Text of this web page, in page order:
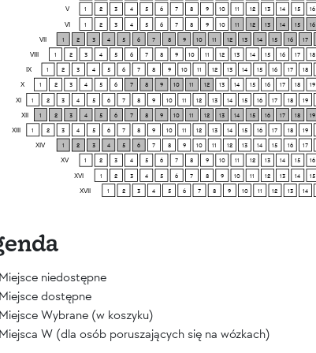
V
VI
VII
VIII
IX
X
XI
XII
XIII
XIV
XV
XVI
XVII
1 2 3 4 5 6 7 8 9 10 11 12 13 14 15 16
1 2 3 4 5 6 7 8 9 10 11 12 13 14 15 16
1 2 3 4 5 6 7 8 9 10 11 12 13 14 15 16 17
1 2 3 4 5 6 7 8 9 10 11 12 13 14 15 16 17 18
1 2 3 4 5 6 7 8 9 10 11 12 13 14 15 16 17 18
1 2 3 4 5 6 7 8 9 10 11 12 13 14 15 16 17 18 19
1 2 3 4 5 6 7 8 9 10 11 12 13 14 15 16 17 18 19
1 2 3 4 5 6 7 8 9 10 11 12 13 14 15 16 17 18 19
1 2 3 4 5 6 7 8 9 10 11 12 13 14 15 16 17 18 19
1 2 3 4 5 6 7 8 9 10 11 12 13 14 15 16 17
1 2 3 4 5 6 7 8 9 10 11 12 13 14 15 16
1 2 3 4 5 6 7 8 9 10 11 12 13 14 15
1 2 3 4 5 6 7 8 9 10 11 12 13 14
niedostępne
dostępne
Wybrane (w koszyku)
W (dla osób poruszających się na wózkach)